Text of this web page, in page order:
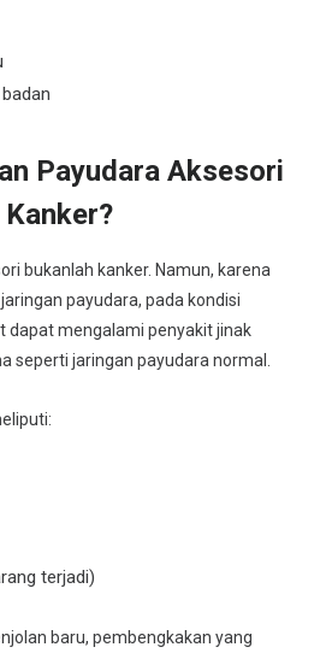
Payudara Aksesori
bukanlah kanker. Namun, karena
payudara, pada kondisi
dapat mengalami penyakit jinak
seperti jaringan payudara normal.
terjadi)
baru, pembengkakan yang